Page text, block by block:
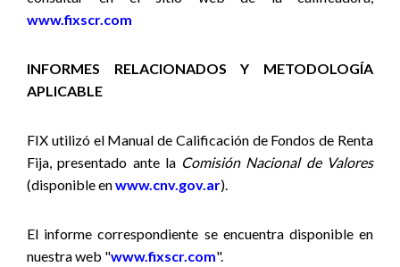
www.fixscr.com
INFORMES RELACIONADOS Y METODOLOGÍA
APLICABLE
FIX utilizó el Manual de Calificación de Fondos de Renta
Fija, presentado ante la Comisión Nacional de Valores
(disponible enwww.cnv.gov.ar).
El informe correspondiente se encuentra disponible en
nuestra web "www.fixscr.com".